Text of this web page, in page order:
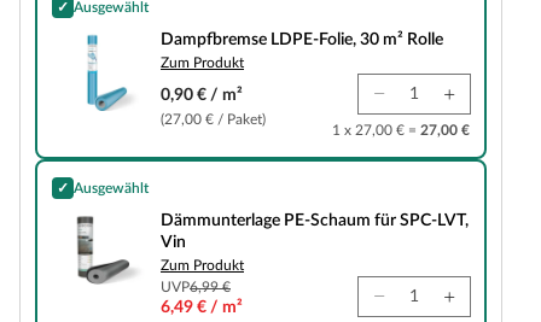
✓ Ausgewählt
Dampfbremse LDPE-Folie, 30 m² Rolle
Dampfbremse LDPE-Folie, 30 m² Rolle
Zum Produkt
0,90 € / m²
(27,00 € / Paket)
1 x 27,00 € = 27,00 €
✓ Ausgewählt
Dämmunterlage PE-Schaum für SPC-LVT, Vin
Dämmunterlage PE-Schaum für SPC-LVT,
Vin
Zum Produkt
UVP6,99 €
6,49 € / m²